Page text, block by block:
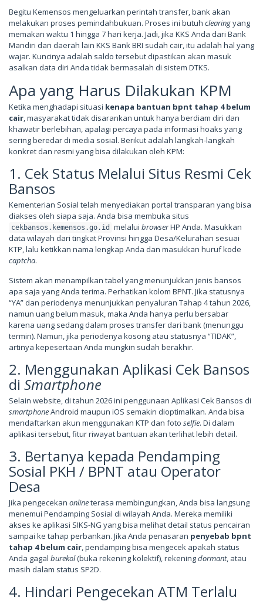
Begitu Kemensos mengeluarkan perintah transfer, bank akan
melakukan proses pemindahbukuan. Proses ini butuh clearingyang
memakan waktu 1 hingga 7 hari kerja. Jadi, jika KKS Anda dari Bank
Mandiri dan daerah lain KKS Bank BRI sudah cair, itu adalah hal yang
wajar. Kuncinya adalah saldo tersebut dipastikan akan masuk
asalkan data diri Anda tidak bermasalah di sistem DTKS.
Apa yang Harus Dilakukan KPM
Ketika menghadapi situasi kenapa bantuan bpnt tahap 4 belum
cair, masyarakat tidak disarankan untuk hanya berdiam diri dan
khawatir berlebihan, apalagi percaya pada informasi hoaks yang
sering beredar di media sosial. Berikut adalah langkah-langkah
konkret dan resmi yang bisa dilakukan oleh KPM:
1. Cek Status Melalui Situs Resmi Cek
Bansos
Kementerian Sosial telah menyediakan portal transparan yang bisa
diakses oleh siapa saja. Anda bisa membuka situs
cekbansos.kemensos.go.id melalui browserHP Anda. Masukkan
data wilayah dari tingkat Provinsi hingga Desa/Kelurahan sesuai
KTP, lalu ketikkan nama lengkap Anda dan masukkan huruf kode
captcha.
Sistem akan menampilkan tabel yang menunjukkan jenis bansos
apa saja yang Anda terima. Perhatikan kolom BPNT. Jika statusnya
“YA” dan periodenya menunjukkan penyaluran Tahap 4 tahun 2026,
namun uang belum masuk, maka Anda hanya perlu bersabar
karena uang sedang dalam proses transfer dari bank (menunggu
termin). Namun, jika periodenya kosong atau statusnya “TIDAK”,
artinya kepesertaan Anda mungkin sudah berakhir.
2. Menggunakan Aplikasi Cek Bansos
di Smartphone
Selain website, di tahun 2026 ini penggunaan Aplikasi Cek Bansos di
smartphoneAndroid maupun iOS semakin dioptimalkan. Anda bisa
mendaftarkan akun menggunakan KTP dan foto selfie. Di dalam
aplikasi tersebut, fitur riwayat bantuan akan terlihat lebih detail.
3. Bertanya kepada Pendamping
Sosial PKH / BPNT atau Operator
Desa
Jika pengecekan onlineterasa membingungkan, Anda bisa langsung
menemui Pendamping Sosial di wilayah Anda. Mereka memiliki
akses ke aplikasi SIKS-NG yang bisa melihat detail status pencairan
sampai ke tahap perbankan. Jika Anda penasaran penyebab bpnt
tahap 4 belum cair, pendamping bisa mengecek apakah status
Anda gagal burekol(buka rekening kolektif), rekeningdormant, atau
masih dalam status SP2D.
4. Hindari Pengecekan ATM Terlalu